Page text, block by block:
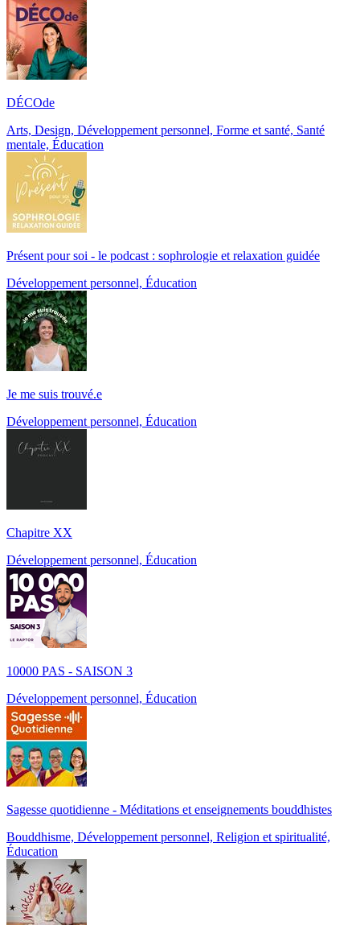
DÉCOde
Arts, Design, Développement personnel, Forme et santé, Santé
mentale, Éducation
Présent pour soi - le podcast : sophrologie et relaxation guidée
Développement personnel, Éducation
Je me suis trouvé.e
Développement personnel, Éducation
Chapitre XX
Développement personnel, Éducation
10000 PAS - SAISON 3
Développement personnel, Éducation
Sagesse quotidienne - Méditations et enseignements bouddhistes
Bouddhisme, Développement personnel, Religion et spiritualité,
Éducation